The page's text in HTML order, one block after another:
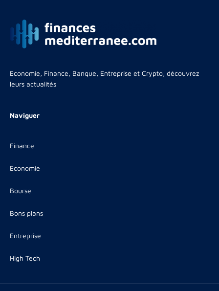
Economie, Finance, Banque, Entreprise et Crypto, découvrez
leurs actualités
Naviguer
Finance
Economie
Bourse
Bons plans
Entreprise
High Tech